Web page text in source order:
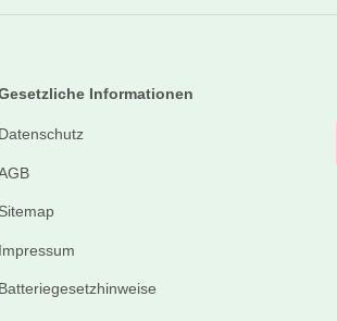
Informationen
Datenschutz
Sitemap
Impressum
Batteriegesetzhinweise